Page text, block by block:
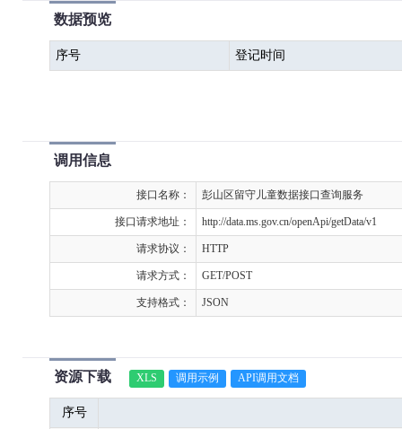
数据预览
序号 登记时间
调用信息
接口名称： 彭山区留守儿童数据接口查询服务
接口请求地址： http://data.ms.gov.cn/openApi/getData/v1
请求协议： HTTP
请求方式： GET/POST
支持格式： JSON
资源下载 XLS 调用示例 API调用文档
序号